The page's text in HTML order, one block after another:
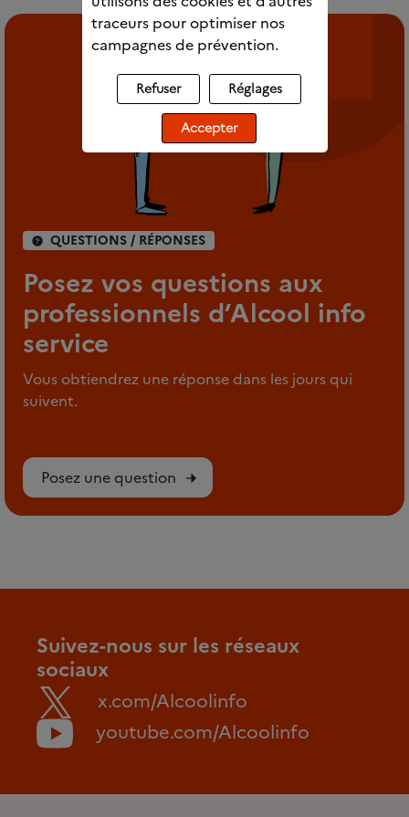
QUESTIONS / RÉPONSES
Posez vos questions aux
professionnels d’Alcool info
service
Vous obtiendrez une réponse dans les jours qui
suivent.
Posez une question
Suivez-nous sur les réseaux
sociaux
x.com/Alcoolinfo
youtube.com/Alcoolinfo
traceurs pour optimiser nos
campagnes de prévention.
Refuser Réglages
Accepter